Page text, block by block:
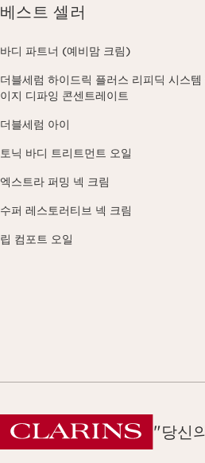
베스트 셀러
바디 파트너 (예비맘 크림)
더블세럼 하이드릭 플러스 리피딕 시스템
이지 디파잉 콘센트레이트
더블세럼 아이
토닉 바디 트리트먼트 오일
엑스트라 퍼밍 넥 크림
수퍼 레스토러티브 넥 크림
립 컴포트 오일
"당신